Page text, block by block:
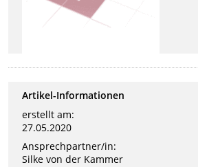
Artikel-Informationen
erstellt am:
27.05.2020
Ansprechpartner/in:
Silke von der Kammer